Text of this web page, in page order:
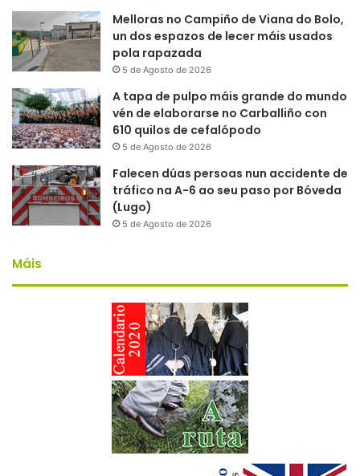
Melloras no Campiño de Viana do Bolo,
un dos espazos de lecer máis usados
pola rapazada
5 de Agosto de 2026
A tapa de pulpo máis grande do mundo
vén de elaborarse no Carballiño con
610 quilos de cefalópodo
5 de Agosto de 2026
Falecen dúas persoas nun accidente de
tráfico na A-6 ao seu paso por Bóveda
(Lugo)
5 de Agosto de 2026
Máis